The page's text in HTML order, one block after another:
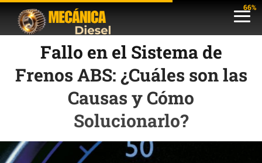
66%
Fallo en el Sistema de
Frenos ABS: ¿Cuáles son las
Causas y Cómo
Solucionarlo?